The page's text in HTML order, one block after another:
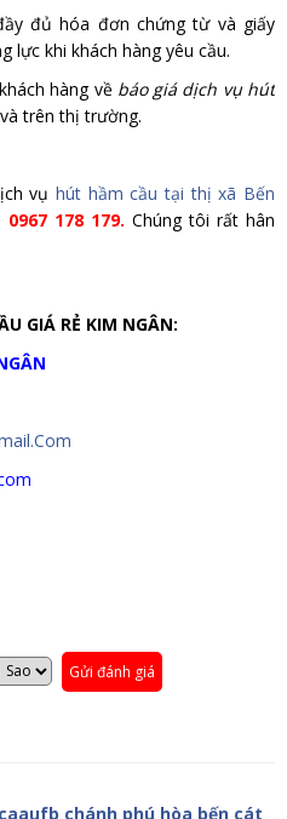
đủ hóa đơn chứng từ và giấy
lực khi khách hàng yêu cầu.
hàng về báo giá dịch vụ hút
trên thị trường.
vụ hút hầm cầu tại thị xã Bến
0967 178 179. Chúng tôi rất hân
GIÁ RẺ KIM NGÂN:
Gửi đánh giá
chánh phú hòa bến cát